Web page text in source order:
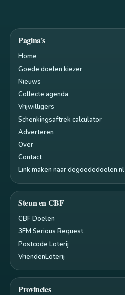
Pagina's
Home
Goede doelen kiezer
Nieuws
Collecte agenda
Vrijwilligers
Schenkingsaftrek calculator
Adverteren
Over
Contact
Link maken naar degoededoelen.nl
Steun en CBF
CBF Doelen
3FM Serious Request
Postcode Loterij
VriendenLoterij
Provincies